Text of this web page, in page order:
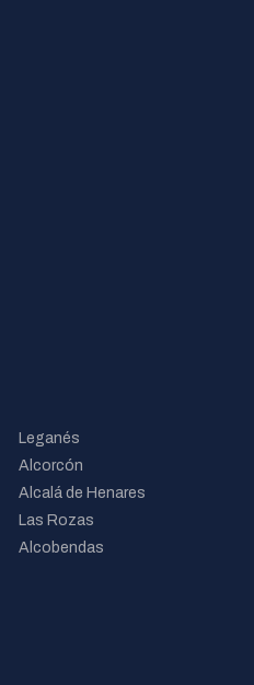
Leganés
Alcorcón
Alcalá de Henares
Las Rozas
Alcobendas